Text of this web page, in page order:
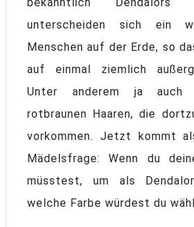
bekanntlich Dendalors
unterscheiden sich ein
Menschen auf der Erde, so
auf einmal ziemlich
Unter anderem ja auch
rotbraunen Haaren, die
vorkommen. Jetzt kommt
Mädelsfrage: Wenn du
müsstest, um als Dendalor
welche Farbe würdest du